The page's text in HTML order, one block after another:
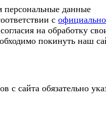
данные
с
на обработку
покинуть наш
с сайта обязательно